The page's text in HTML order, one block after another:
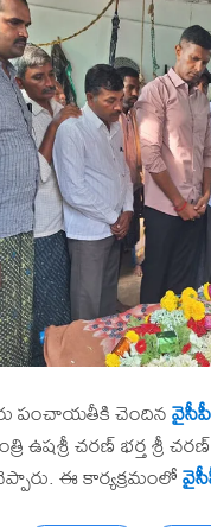
పంచాయతీకి చెందినవైసీపీ
చరణ్ భర్త శ్రీ
ఈ కార్యక్రమంలో